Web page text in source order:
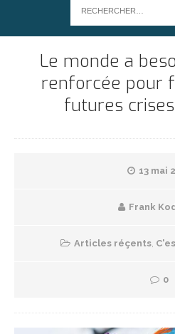
Le monde a
renforcée pour
futures
13 mai
Frank
Articles réçents,
0